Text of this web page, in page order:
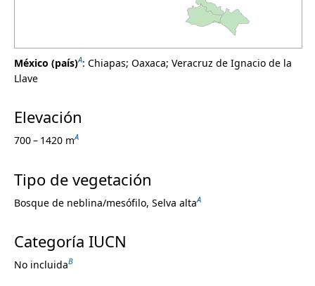
México (país)A: Chiapas; Oaxaca; Veracruz de Ignacio de la
Llave
Elevación
700 – 1420 mA
Tipo de vegetación
Bosque de neblina/mesófilo, Selva altaA
Categoría IUCN
No incluidaB
Cleomaceae
Clethraceae
Combretaceae
Commelinaceae
Cordiaceae
Cornaceae
Crassulaceae
Crossosomataceae
Cucurbitaceae